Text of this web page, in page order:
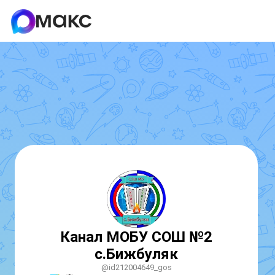
Канал МОБУ СОШ №2
с.Бижбуляк
@id212004649_gos